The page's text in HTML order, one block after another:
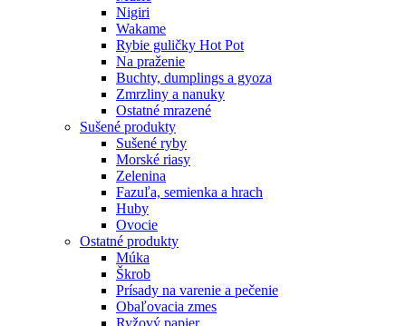
Nigiri
Wakame
Rybie guličky Hot Pot
Na praženie
Buchty, dumplings a gyoza
Zmrzliny a nanuky
Ostatné mrazené
Sušené produkty
Sušené ryby
Morské riasy
Zelenina
Fazuľa, semienka a hrach
Huby
Ovocie
Ostatné produkty
Múka
Škrob
Prísady na varenie a pečenie
Obaľovacia zmes